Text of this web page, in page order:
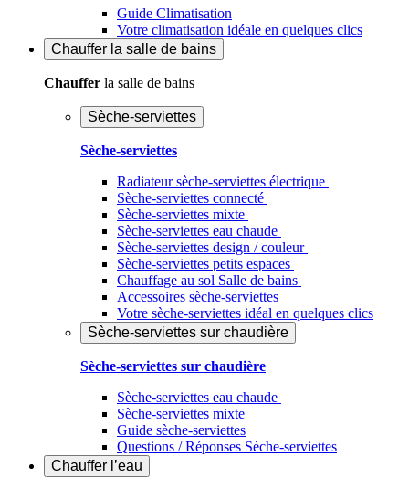
Guide Climatisation
Votre climatisation idéale en quelques clics
Chauffer la salle de bains
Chauffer la salle de bains
Sèche-serviettes
Sèche-serviettes
Radiateur sèche-serviettes électrique
Sèche-serviettes connecté
Sèche-serviettes mixte
Sèche-serviettes eau chaude
Sèche-serviettes design / couleur
Sèche-serviettes petits espaces
Chauffage au sol Salle de bains
Accessoires sèche-serviettes
Votre sèche-serviettes idéal en quelques clics
Sèche-serviettes sur chaudière
Sèche-serviettes sur chaudière
Sèche-serviettes eau chaude
Sèche-serviettes mixte
Guide sèche-serviettes
Questions / Réponses Sèche-serviettes
Chauffer l’eau